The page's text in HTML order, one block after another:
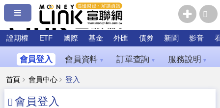
證期權 ETF 國際 基金 外匯 債券 新聞 影音
會員登入 會員資料 ▼ 訂單查詢 ▼ 服務說明 ▼
首頁 會員中心 登入
會員登入